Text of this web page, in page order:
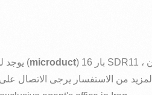
يوجد لدينا انابيب والصوندات (microduct) 16 بار SDR11 لأستخدام كيبل الاتصالات ونصنع كل الاحجام حسب طلب الزبون ،
لمزيد من الاستفسار يرجى الاتصال على